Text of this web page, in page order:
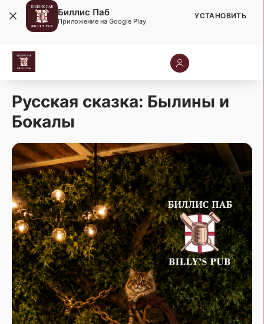
Русская сказка: Былины и
Бокалы
Биллис Паб
Приложение на Google Play
УСТАНОВИТЬ